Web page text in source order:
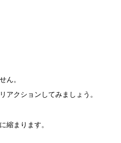
ん。
アクションしてみましょう。
縮まります。